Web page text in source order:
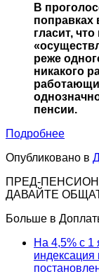
В
поправках
гласит,
реже
никакого
пенсии.
Подробнее
Опубликовано в
ПРЕД-
ДАВАЙТЕ
Больше в
На 4,5% с 1